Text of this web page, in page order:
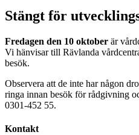
Stängt för
Fredagen den 10 oktober är
Vi hänvisar till Rävlanda
besök.
Observera att de inte har någon
ringa innan besök för rådgivning
0301-452 55.
Kontakt